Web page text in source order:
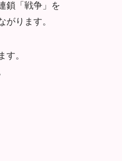
鎖「戦争」を
がります。
す。